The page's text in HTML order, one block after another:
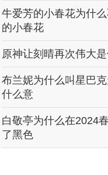
牛爱芳的小春花为什
的小春花
原神让刻晴再次伟大
布兰妮为什么叫星巴
什么意
白敬亭为什么在2024
了黑色